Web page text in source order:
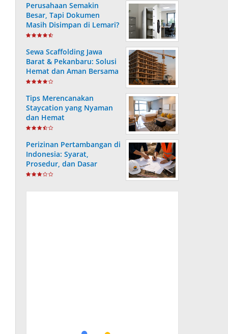
Perusahaan Semakin
Besar, Tapi Dokumen
Masih Disimpan di Lemari?
Ini Risiko yang Sering
Sewa Scaffolding Jawa
Barat & Pekanbaru: Solusi
Hemat dan Aman Bersama
PT. Consafe
Tips Merencanakan
Staycation yang Nyaman
dan Hemat
Perizinan Pertambangan di
Indonesia: Syarat,
Prosedur, dan Dasar
Hukum yang Wajib